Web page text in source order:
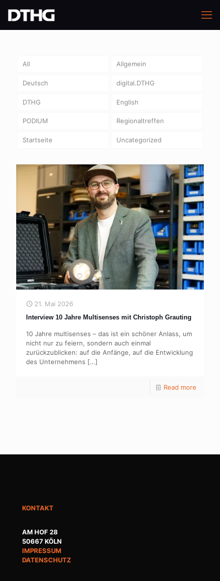
All Allgemein
Deutsch digital.DTHG
DTHG English
PODIUM Regionaltreffen
Startseite Uncategorized
21. Mai 2026
Interview 10 Jahre Multisenses mit Christoph Grauting
10 Jahre multisenses – das ist ein schöner Anlass, um
nicht nur zu feiern, sondern auch einmal
zurückzublicken: auf die Anfänge, auf die Entwicklung
des Unternehmens […]
Read more
KONTAKT
AM HOF 28
50667 KÖLN
IMPRESSUM
DATENSCHUTZ